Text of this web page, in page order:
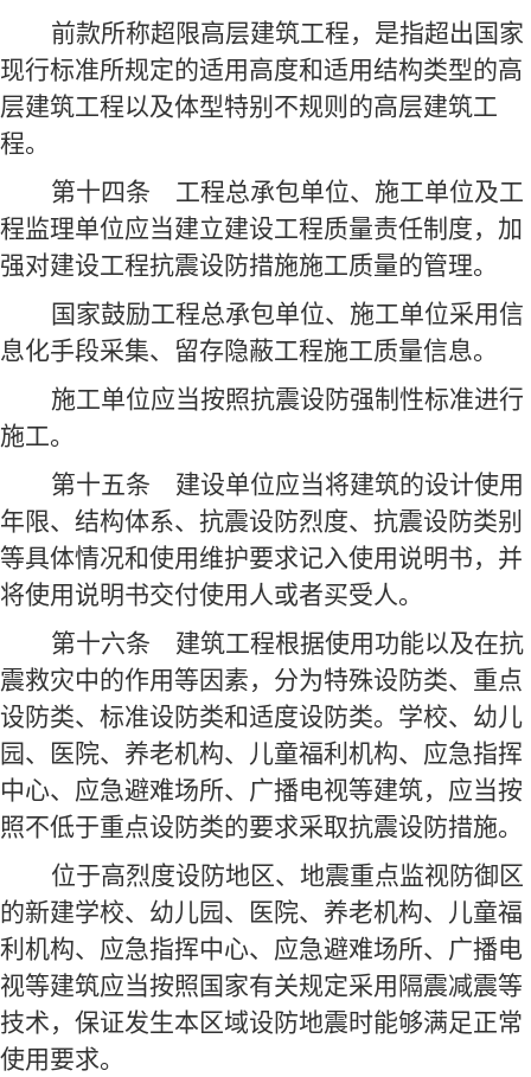
前款所称超限高层建筑工程，是指超出国家
现行标准所规定的适用高度和适用结构类型的高
层建筑工程以及体型特别不规则的高层建筑工
程。
第十四条 工程总承包单位、施工单位及工
程监理单位应当建立建设工程质量责任制度，加
强对建设工程抗震设防措施施工质量的管理。
国家鼓励工程总承包单位、施工单位采用信
息化手段采集、留存隐蔽工程施工质量信息。
施工单位应当按照抗震设防强制性标准进行
施工。
第十五条 建设单位应当将建筑的设计使用
年限、结构体系、抗震设防烈度、抗震设防类别
等具体情况和使用维护要求记入使用说明书，并
将使用说明书交付使用人或者买受人。
第十六条 建筑工程根据使用功能以及在抗
震救灾中的作用等因素，分为特殊设防类、重点
设防类、标准设防类和适度设防类。学校、幼儿
园、医院、养老机构、儿童福利机构、应急指挥
中心、应急避难场所、广播电视等建筑，应当按
照不低于重点设防类的要求采取抗震设防措施。
位于高烈度设防地区、地震重点监视防御区
的新建学校、幼儿园、医院、养老机构、儿童福
利机构、应急指挥中心、应急避难场所、广播电
视等建筑应当按照国家有关规定采用隔震减震等
技术，保证发生本区域设防地震时能够满足正常
使用要求。